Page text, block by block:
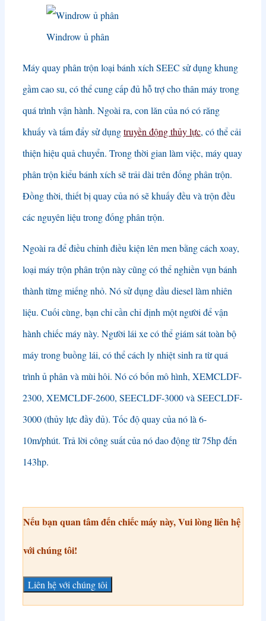
Windrow ủ phân
Máy quay phân trộn loại bánh xích SEEC sử dụng khung
gầm cao su, có thể cung cấp đủ hỗ trợ cho thân máy trong
quá trình vận hành. Ngoài ra, con lăn của nó có răng
khuấy và tấm đẩy sử dụngtruyền động thủy lực, có thể cải
thiện hiệu quả chuyển. Trong thời gian làm việc, máy quay
phân trộn kiểu bánh xích sẽ trải dài trên đống phân trộn.
Đồng thời, thiết bị quay của nó sẽ khuấy đều và trộn đều
các nguyên liệu trong đống phân trộn.
Ngoài ra để điều chỉnh điều kiện lên men bằng cách xoay,
loại máy trộn phân trộn này cũng có thể nghiền vụn bánh
thành từng miếng nhỏ. Nó sử dụng dầu diesel làm nhiên
liệu. Cuối cùng, bạn chỉ cần chỉ định một người để vận
hành chiếc máy này. Người lái xe có thể giám sát toàn bộ
máy trong buồng lái, có thể cách ly nhiệt sinh ra từ quá
trình ủ phân và mùi hôi. Nó có bốn mô hình, XEMCLDF-
2300, XEMCLDF-2600, SEECLDF-3000 và SEECLDF-
3000 (thủy lực đầy đủ). Tốc độ quay của nó là 6-
10m/phút. Trả lời công suất của nó dao động từ 75hp đến
143hp.
Nếu bạn quan tâm đến chiếc máy này, Vui lòng liên hệ
với chúng tôi!
Liên hệ với chúng tôi